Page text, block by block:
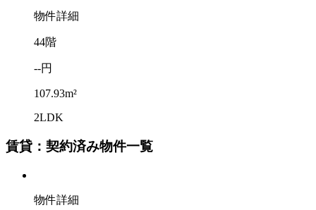
物件詳細
44階
--円
107.93m²
2LDK
賃貸：契約済み物件一覧
物件詳細